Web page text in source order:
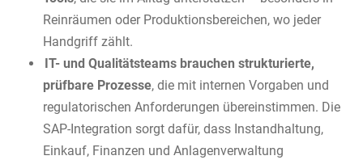
Reinräumen oder Produktionsbereichen, wo jeder
Handgriff zählt.
IT- und Qualitätsteams brauchen strukturierte,
prüfbare Prozesse, die mit internen Vorgaben und
regulatorischen Anforderungen übereinstimmen. Die
SAP-Integration sorgt dafür, dass Instandhaltung,
Einkauf, Finanzen und Anlagenverwaltung